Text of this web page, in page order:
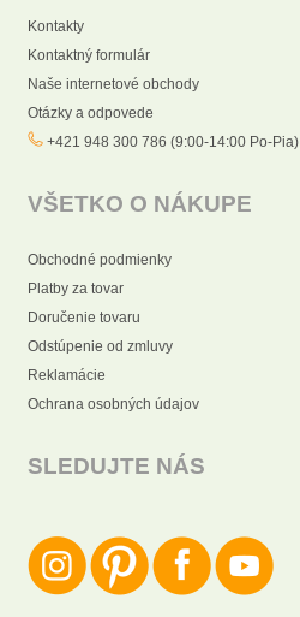
Kontakty
Kontaktný formulár
Naše internetové obchody
Otázky a odpovede
+421 948 300 786 (9:00-14:00 Po-Pia)
VŠETKO O NÁKUPE
Obchodné podmienky
Platby za tovar
Doručenie tovaru
Odstúpenie od zmluvy
Reklamácie
Ochrana osobných údajov
SLEDUJTE NÁS